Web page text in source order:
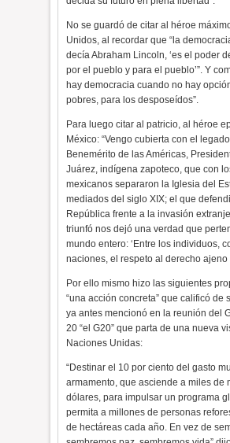
No se guardó de citar al héroe
Unidos, al recordar que “la
decía Abraham Lincoln, ‘es el poder
por el pueblo y para el pueblo’”. Y
hay democracia cuando no hay
pobres, para los desposeídos”.
Para luego citar al patricio, al héroe
México: “Vengo cubierta con el legado
Benemérito de las Américas,
Juárez, indígena zapoteco, que con
mexicanos separaron la Iglesia del
mediados del siglo XIX; el que
República frente a la invasión
triunfó nos dejó una verdad que
mundo entero: ‘Entre los individuos,
naciones, el respeto al derecho ajeno
Por ello mismo hizo las siguientes
“una acción concreta” que calificó de
ya antes mencionó en la reunión del
20 “el G20” que parta de una nueva
Naciones Unidas:
“Destinar el 10 por ciento del gasto
armamento, que asciende a miles de
dólares, para impulsar un programa
permita a millones de personas
de hectáreas cada año. En vez de